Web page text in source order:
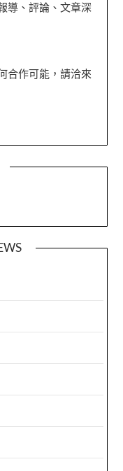
導、評論、文章深
合作可能，請洽來